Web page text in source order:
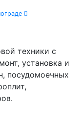
техники с
установка и
посудомоечных